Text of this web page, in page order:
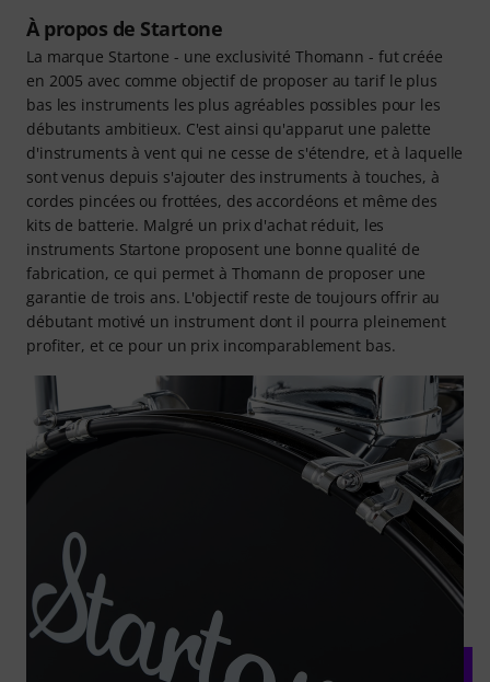
À propos de Startone
La marque Startone - une exclusivité Thomann - fut créée
en 2005 avec comme objectif de proposer au tarif le plus
bas les instruments les plus agréables possibles pour les
débutants ambitieux. C'est ainsi qu'apparut une palette
d'instruments à vent qui ne cesse de s'étendre, et à laquelle
sont venus depuis s'ajouter des instruments à touches, à
cordes pincées ou frottées, des accordéons et même des
kits de batterie. Malgré un prix d'achat réduit, les
instruments Startone proposent une bonne qualité de
fabrication, ce qui permet à Thomann de proposer une
garantie de trois ans. L'objectif reste de toujours offrir au
débutant motivé un instrument dont il pourra pleinement
profiter, et ce pour un prix incomparablement bas.